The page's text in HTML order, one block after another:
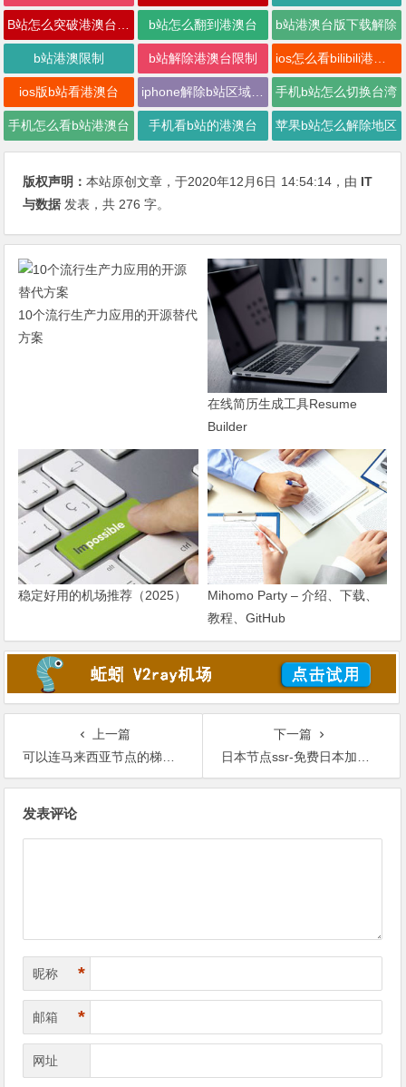
b站怎么翻到港澳台 b站港澳台版下载解除
b站港澳限制 b站解除港澳台限制 ios怎么看bilibili港澳台
ios版b站看港澳台 手机b站怎么切换台湾
手机怎么看b站港澳台 手机看b站的港澳台 苹果b站怎么解除地区
版权声明：本站原创文章，于2020年12月6日 14:54:14 ，由 IT
与数据 发表，共 276 字。
10个流行生产力应用的开源替代
方案
在线简历生成工具Resume
Builder
稳定好用的机场推荐（2025）
Mihomo Party – 介绍、下载、
教程、GitHub
上一篇
可以连马来西亚节点的梯子-V2ray节点购买
下一篇
日本节点ssr-免费日本加速器推荐-日本ip梯子
发表评论
昵称 *
邮箱 *
网址